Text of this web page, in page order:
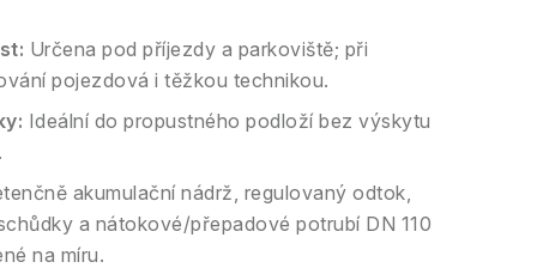
Určena pod příjezdy a parkoviště; při
pojezdová i těžkou technikou.
Ideální do propustného podloží bez výskytu
akumulační nádrž, regulovaný odtok,
a nátokové/přepadové potrubí DN 110
na míru.